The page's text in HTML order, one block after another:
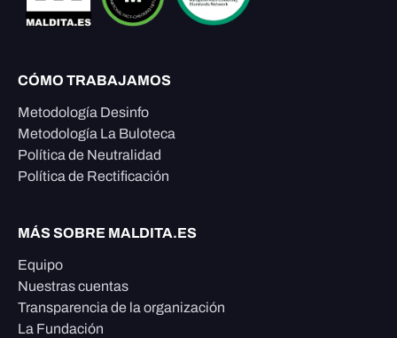
CÓMO TRABAJAMOS
Metodología Desinfo
Metodología La Buloteca
Política de Neutralidad
Política de Rectificación
MÁS SOBRE MALDITA.ES
Equipo
Nuestras cuentas
Transparencia de la organización
La Fundación